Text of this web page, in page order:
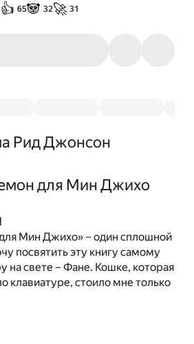
👍 65🐼 32🚀 31
Рид Джонсон
для Мин Джихо
Мин Джихо» – один сплошной
посвятить эту книгу самому
на свете – Фане. Кошке, которая
клавиатуре, стоило мне только